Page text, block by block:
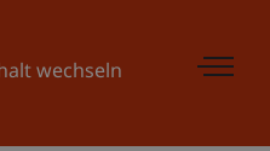
wechseln